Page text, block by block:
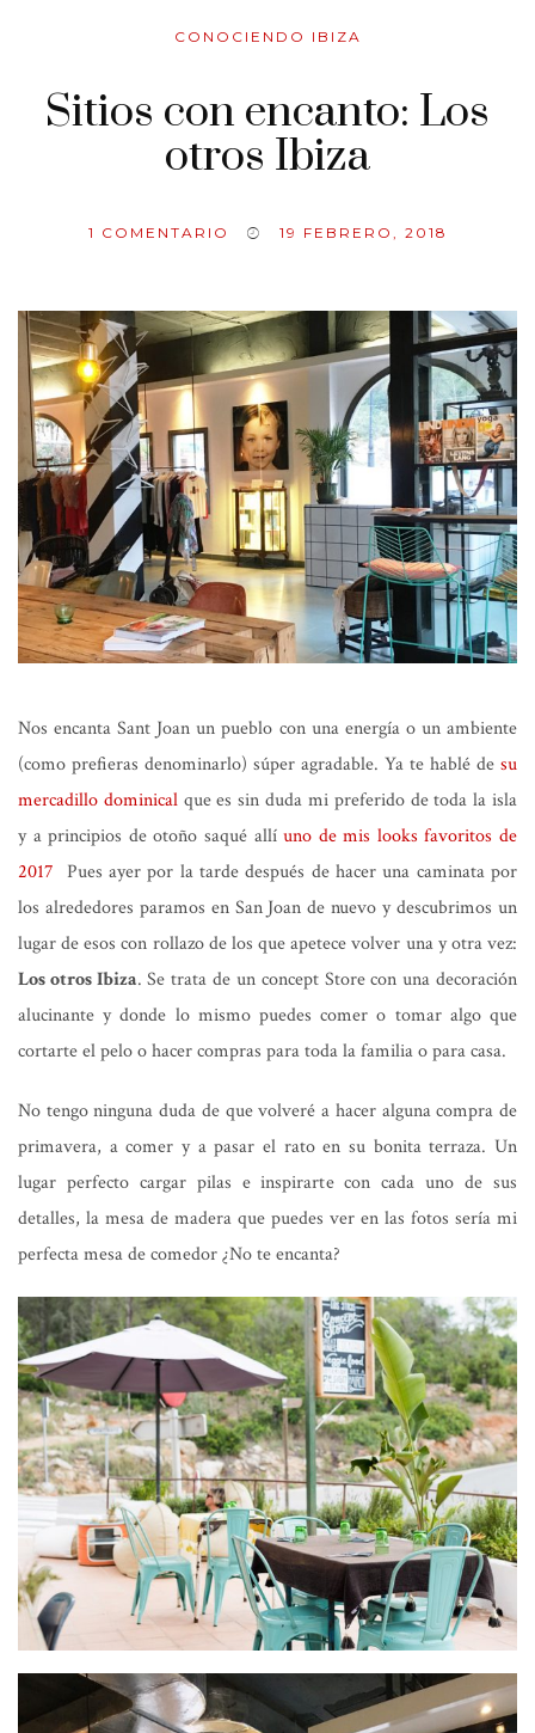
CONOCIENDO IBIZA
Sitios con encanto: Los
otros Ibiza
1 COMENTARIO 19 FEBRERO, 2018
Nos encanta Sant Joan un pueblo con una energía o un ambiente
(como prefieras denominarlo) súper agradable. Ya te hablé de su
mercadillo dominicalque es sin duda mi preferido de toda la isla
y a principios de otoño saqué allíuno de mis looks favoritos de
2017 Pues ayer por la tarde después de hacer una caminata por
los alrededores paramos en San Joan de nuevo y descubrimos un
lugar de esos con rollazo de los que apetece volver una y otra vez:
Los otros Ibiza. Se trata de un concept Store con una decoración
alucinante y donde lo mismo puedes comer o tomar algo que
cortarte el pelo o hacer compras para toda la familia o para casa.
No tengo ninguna duda de que volveré a hacer alguna compra de
primavera, a comer y a pasar el rato en su bonita terraza. Un
lugar perfecto cargar pilas e inspirarte con cada uno de sus
detalles, la mesa de madera que puedes ver en las fotos sería mi
perfecta mesa de comedor ¿No te encanta?